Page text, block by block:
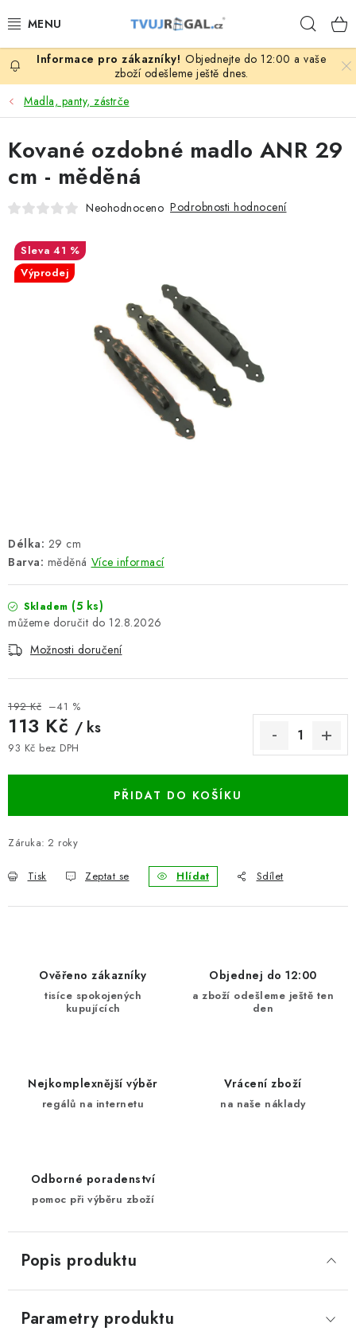
na
ZBOŽÍ ZA NÁKUPNÍ CENY
REGÁLY PODLE ROZMĚRŮ MATERIÁLU A SÉRIÍ
NEREZOVÉ A GASTRO PRODUKTY
DŮM, BYT
FIRMA, GARÁŽ, DÍLNA, SKLEP
ŽEBŘÍKY SCHŮDKY A LEŠENÍ
PARKOVACÍ BLOKÁDY
ČASTO KLADENÉ DOTAZY
B2B - VELKOOBCHOD
NAPIŠTE NÁM
BLOG
Kontakty Hodnocení obchodu
Reklamace zboží
Odstoupení od kupní smlouvy
Často kladené dotazy
Cookies
Bezpečnostní certifikáty
Objednejte do 12:00 a vaše
zboží odešleme ještě dnes.
Madla, panty, zástrče
Délka: 29 cm
Barva: měděná Více informací
Skladem (5 ks)
12.8.2026
Možnosti doručení
192 Kč –41 %
113 Kč / ks
93 Kč bez DPH
PŘIDAT DO KOŠÍKU
Záruka: 2 roky
Tisk Zeptat se Hlídat Sdílet
Kované ozdobné madlo ANR 29
cm - měděná
Neohodnoceno Podrobnosti hodnocení
41 %
Výprodej
Ověřeno zákazníky
tisíce spokojených
kupujících
Objednej do 12:00
a zboží odešleme ještě ten
den
Nejkomplexnější výběr
regálů na internetu
Vrácení zboží
na naše náklady
Odborné poradenství
pomoc při výběru zboží
Popis produktu
Parametry produktu